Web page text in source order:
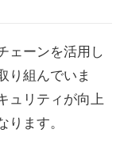
ェーンを活用し
り組んでいま
ュリティが向上
ます。